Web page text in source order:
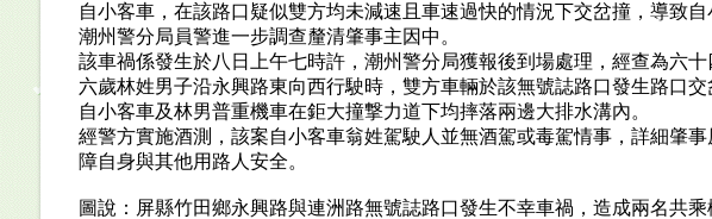
自小客車，在該路口疑似雙方均未減速且車速過快的情況下交岔撞，導致
潮州警分局員警進一步調查釐清肇事主因中。
該車禍係發生於八日上午七時許，潮州警分局獲報後到場處理，經查為六
六歲林姓男子沿永興路東向西行駛時，雙方車輛於該無號誌路口發生路口
自小客車及林男普重機車在鉅大撞撃力道下均摔落兩邊大排水溝內。
經警方實施酒測，該案自小客車翁姓駕駛人並無酒駕或毒駕情事，詳細肇
障自身與其他用路人安全。
圖說：屏縣竹田鄉永興路與連洲路無號誌路口發生不幸車禍，造成兩名共乘